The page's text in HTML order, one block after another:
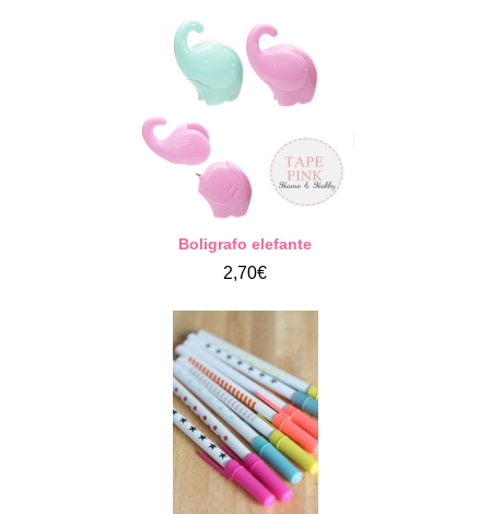
Boligrafo elefante
2,70€